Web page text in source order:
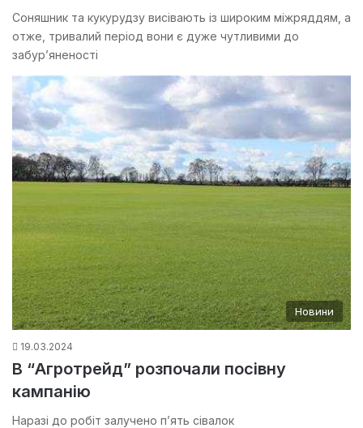
Соняшник та кукурудзу висівають із широким міжряддям, а
отже, тривалий період вони є дуже чутливими до
забур’яненості
Новини
19.03.2024
В “Агротрейд” розпочали посівну
кампанію
Наразі до робіт залучено п’ять сівалок